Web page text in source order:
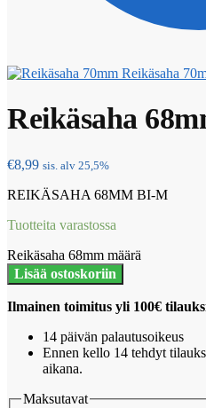
Reikäsaha
Reikäsaha
€8,99 sis. alv 25,5%
REIKÄSAHA 68MM BI-M
Tuotteita varastossa
Reikäsaha 68mm määrä
Lisää ostoskoriin
Ilmainen toimitus yli 100€
14 päivän palautusoikeus
Ennen kello 14 tehdyt
aikana.
Maksutavat